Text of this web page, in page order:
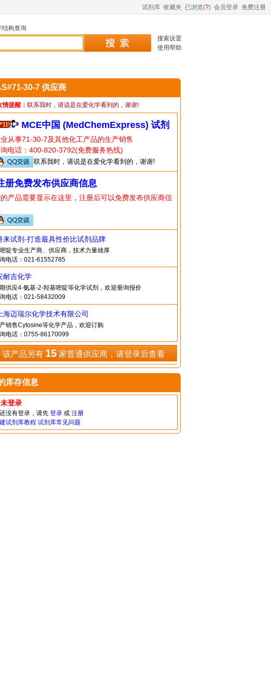
试剂库 收藏夹 已浏览(?) 会员登录 免费注册
结构查询
搜索设置
使用帮助
30-7 供应商
情提醒： 联系我时，请说是在爱化学看到的，谢谢!
MCE中国 (MedChemExpress) 试剂
从事71-30-7及其他化工产品的生产销售
电话：400-820-3792(免费服务热线)
联系我时，请说是在爱化学看到的，谢谢!
册免费发布供应商信息
产品需要显示在这里，注册后可以免费发布供应商信
来试剂-打造最具性价比试剂品牌
啶专业生产商、供应商，技术力量雄厚
电话：021-61552785
耐吉化学
供应4-氨基-2-羟基嘧啶等化学试剂，欢迎垂询报价
电话：021-58432009
上海迈瑞尔化学技术有限公司
销售Cytosine等化学产品，欢迎订购
电话：0755-86170099
该产品另有 15 家普通供应商，请登录后查看
库存信息
登录
没有登录，请先 登录或 注册
试剂库教程 试剂库常见问题